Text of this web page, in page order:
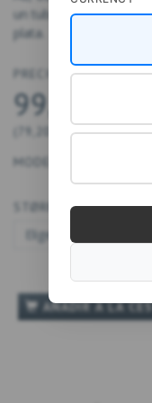
un tubo de cartón
plata.
PRECIO DESDE
99,00 DKK
79,20 DKKIVA NO
MODELO:
STØRRELSE:
AÑADIR A LA